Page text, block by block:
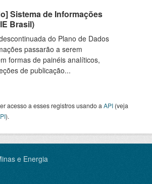
Sistema de Informações
Brasil)
do Plano de Dados
passarão a serem
formas de painéis analíticos,
de publicação...
acesso a esses registros usando a API (veja
).
e Energia